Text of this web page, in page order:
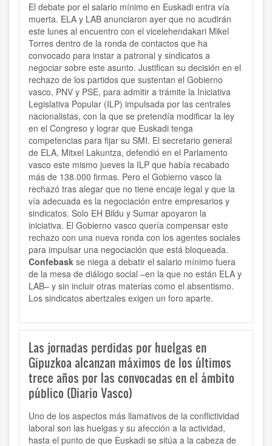
El debate por el salario mínimo en Euskadi entra vía
muerta. ELA y LAB anunciaron ayer que no acudirán
este lunes al encuentro con el vicelehendakari Mikel
Torres dentro de la ronda de contactos que ha
convocado para instar a patronal y sindicatos a
negociar sobre este asunto. Justifican su decisión en el
rechazo de los partidos que sustentan el Gobierno
vasco, PNV y PSE, para admitir a trámite la Iniciativa
Legislativa Popular (ILP) impulsada por las centrales
nacionalistas, con la que se pretendía modificar la ley
en el Congreso y lograr que Euskadi tenga
competencias para fijar su SMI. El secretario general
de ELA, Mitxel Lakuntza, defendió en el Parlamento
vasco este mismo jueves la ILP que había recabado
más de 138.000 firmas. Pero el Gobierno vasco la
rechazó tras alegar que no tiene encaje legal y que la
vía adecuada es la negociación entre empresarios y
sindicatos. Solo EH Bildu y Sumar apoyaron la
iniciativa. El Gobierno vasco quería compensar este
rechazo con una nueva ronda con los agentes sociales
para impulsar una negociación que está bloqueada.
Confebask se niega a debatir el salario mínimo fuera
de la mesa de diálogo social –en la que no están ELA y
LAB– y sin incluir otras materias como el absentismo.
Los sindicatos abertzales exigen un foro aparte.
Las jornadas perdidas por huelgas en
Gipuzkoa alcanzan máximos de los últimos
trece años por las convocadas en el ámbito
público (Diario Vasco)
Uno de los aspectos más llamativos de la conflictividad
laboral son las huelgas y su afección a la actividad,
hasta el punto de que Euskadi se sitúa a la cabeza de